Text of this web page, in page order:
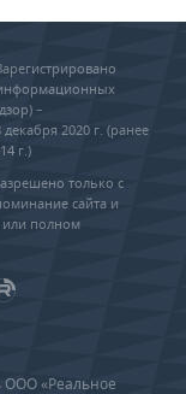
–
2020 г. (ранее
г.)
только с
сайта и
или полном
ООО «Реальное